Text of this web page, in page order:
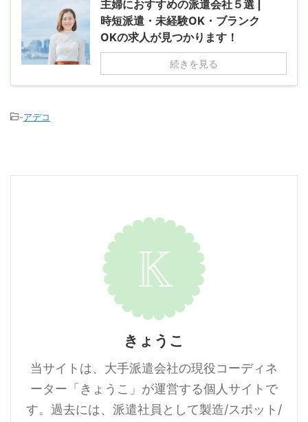
主婦におすすめの派遣会社５選 |
時短派遣・未経験OK・ブランク
OKの求人が見つかります！
続きを見る
-アデコ
きょうこ
当サイトは、大手派遣会社の現役コーディネ
ーター「きょうこ」が運営する個人サイトで
す。過去には、派遣社員として製造/スポット/